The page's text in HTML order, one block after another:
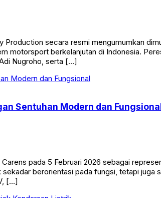
secara resmi mengumumkan
motorsport berkelanjutan di Indonesia.
Nugroho, serta […]
Sentuhan Modern dan
pada 5 Februari 2026 sebagai
berorientasi pada fungsi, tetapi
[…]